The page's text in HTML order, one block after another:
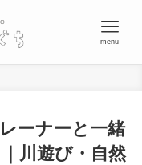
menu
ーナーと一緒
川遊び・自然